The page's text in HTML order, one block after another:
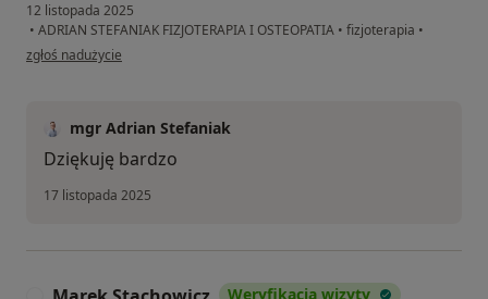
12 listopada 2025
• ADRIAN STEFANIAK FIZJOTERAPIA I OSTEOPATIA • fizjoterapia •
w opinii użytkownika Barbary
zgłoś nadużycie
mgr Adrian Stefaniak
Dziękuję bardzo
17 listopada 2025
Weryfikacja wizyty